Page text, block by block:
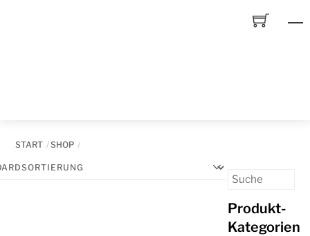
START SHOP
Produkt-
Kategorien